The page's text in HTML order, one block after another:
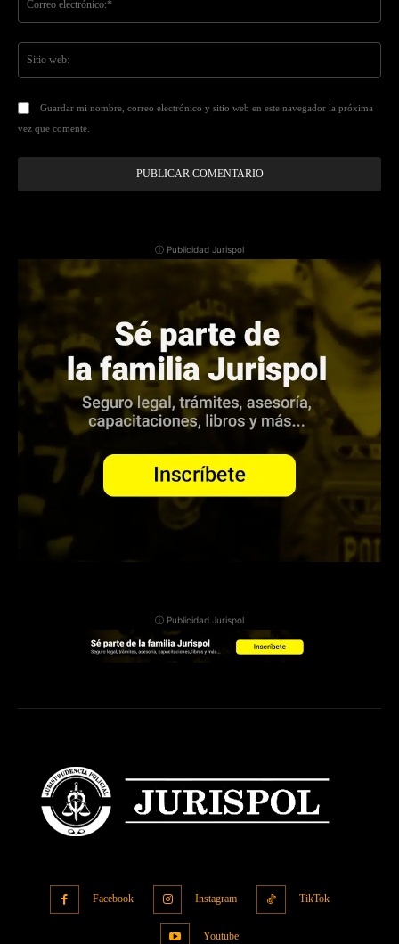
Guardar mi nombre, correo electrónico y sitio web en este navegador la próxima
vez que comente.
ⓘ Publicidad Jurispol
ⓘ Publicidad Jurispol
Facebook Instagram TikTok
Youtube